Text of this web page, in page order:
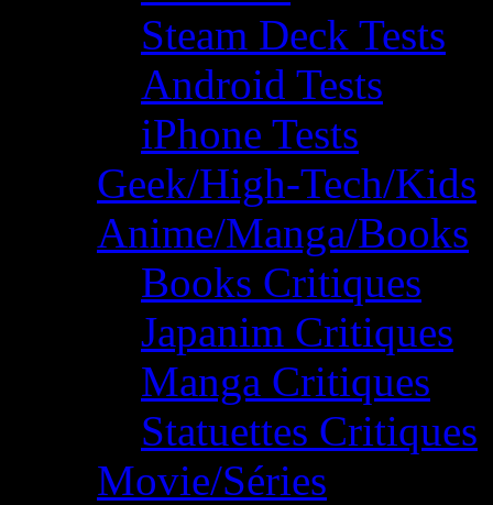
Steam Deck Tests
Android Tests
iPhone Tests
Geek/High-Tech/Kids
Anime/Manga/Books
Books Critiques
Japanim Critiques
Manga Critiques
Statuettes Critiques
Movie/Séries